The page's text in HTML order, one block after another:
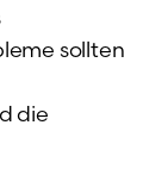
sollten
die